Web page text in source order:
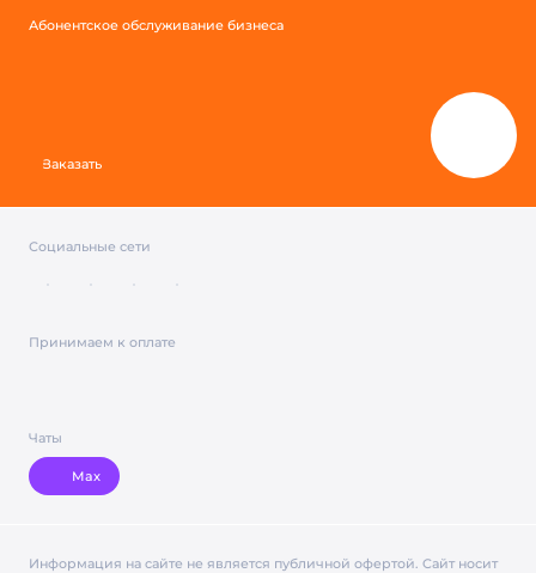
Абонентское обслуживание бизнеса
Заказать
Социальные сети
Принимаем к оплате
Чаты
Max
Информация на сайте не является публичной офертой. Cайт носит